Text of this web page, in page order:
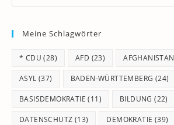
Meine Schlagwörter
* CDU (28) AFD (23) AFGHANISTAN
ASYL (37) BADEN-WÜRTTEMBERG (24)
BASISDEMOKRATIE (11) BILDUNG (22)
DATENSCHUTZ (13) DEMOKRATIE (39)